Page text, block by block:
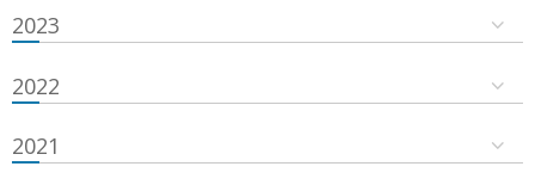
2023
2022
2021